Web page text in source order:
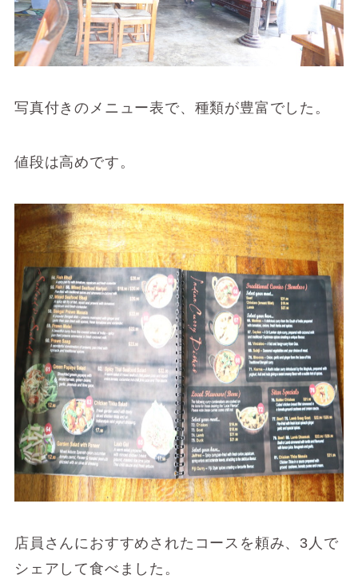
写真付きのメニュー表で、種類が豊富でした。
値段は高めです。
店員さんにおすすめされたコースを頼み、3人で
シェアして食べました。